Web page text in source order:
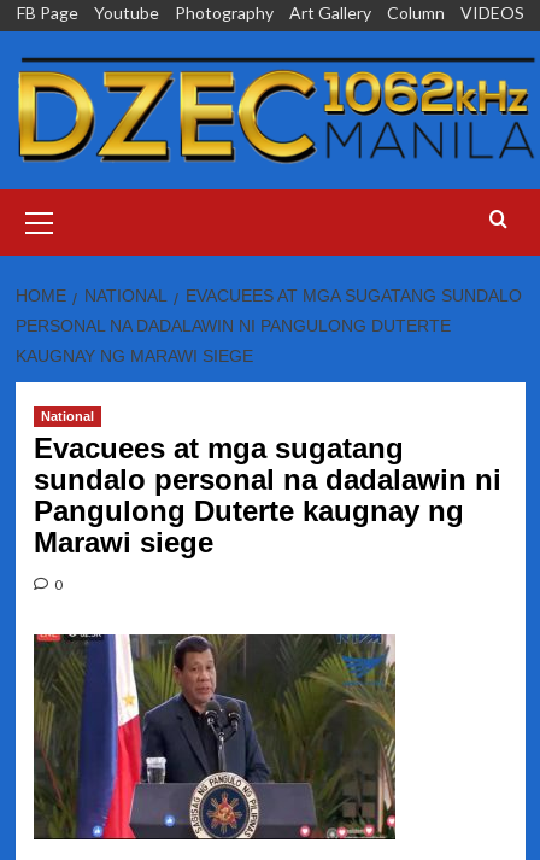
Skip
content
FB Page Youtube Photography Art Gallery Column VIDEOS
Menu
HOME NATIONAL
EVACUEES AT MGA SUGATANG SUNDALO
PERSONAL NA DADALAWIN NI PANGULONG DUTERTE
KAUGNAY NG MARAWI SIEGE
National
Evacuees at mga sugatang
sundalo personal na dadalawin ni
Pangulong Duterte kaugnay ng
Marawi siege
0